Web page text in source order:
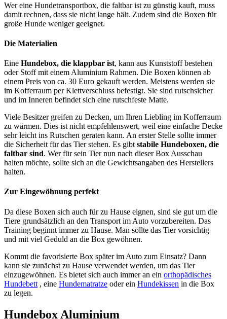
Wer eine Hundetransportbox, die faltbar ist zu günstig kauft, muss
damit rechnen, dass sie nicht lange hält. Zudem sind die Boxen für
große Hunde weniger geeignet.
Die Materialien
Eine Hundebox, die klappbar ist, kann aus Kunststoff bestehen
oder Stoff mit einem Aluminium Rahmen. Die Boxen können ab
einem Preis von ca. 30 Euro gekauft werden. Meistens werden sie
im Kofferraum per Klettverschluss befestigt. Sie sind rutschsicher
und im Inneren befindet sich eine rutschfeste Matte.
Viele Besitzer greifen zu Decken, um Ihren Liebling im Kofferraum
zu wärmen. Dies ist nicht empfehlenswert, weil eine einfache Decke
sehr leicht ins Rutschen geraten kann. An erster Stelle sollte immer
die Sicherheit für das Tier stehen. Es gibt stabile Hundeboxen, die
faltbar sind. Wer für sein Tier nun nach dieser Box Ausschau
halten möchte, sollte sich an die Gewichtsangaben des Herstellers
halten.
Zur Eingewöhnung perfekt
Da diese Boxen sich auch für zu Hause eignen, sind sie gut um die
Tiere grundsätzlich an den Transport im Auto vorzubereiten. Das
Training beginnt immer zu Hause. Man sollte das Tier vorsichtig
und mit viel Geduld an die Box gewöhnen.
Kommt die favorisierte Box später im Auto zum Einsatz? Dann
kann sie zunächst zu Hause verwendet werden, um das Tier
einzugewöhnen. Es bietet sich auch immer an ein orthopädisches
Hundebett , eine Hundematratze oder ein Hundekissen in die Box
zu legen.
Hundebox Aluminium